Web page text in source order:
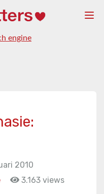
engine
2010
3.163 views